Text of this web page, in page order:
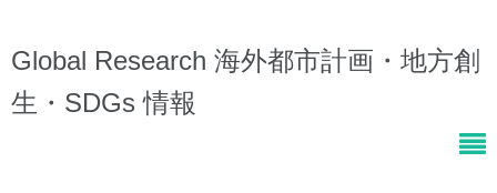
Global Research 海外都市計画・地方創
生・SDGs 情報